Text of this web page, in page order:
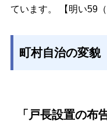
ています。 【明い59（
町村自治の変貌
「戸長設置の布